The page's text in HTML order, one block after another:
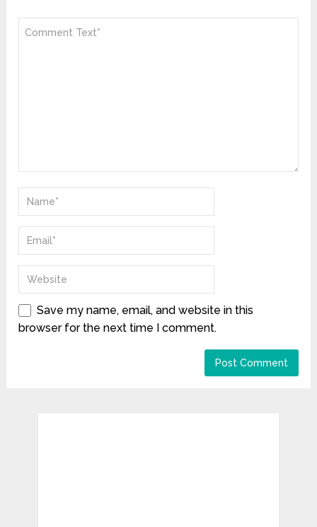
Save my name, email, and website in this
browser for the next time I comment.